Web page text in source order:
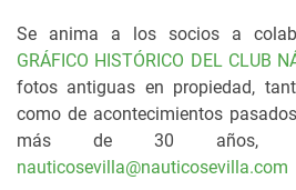
Se anima a los socios a
GRÁFICO HISTÓRICO DEL CLUB
fotos antiguas en propiedad,
como de acontecimientos
más de 30 años,
nauticosevilla@nauticosevilla.com